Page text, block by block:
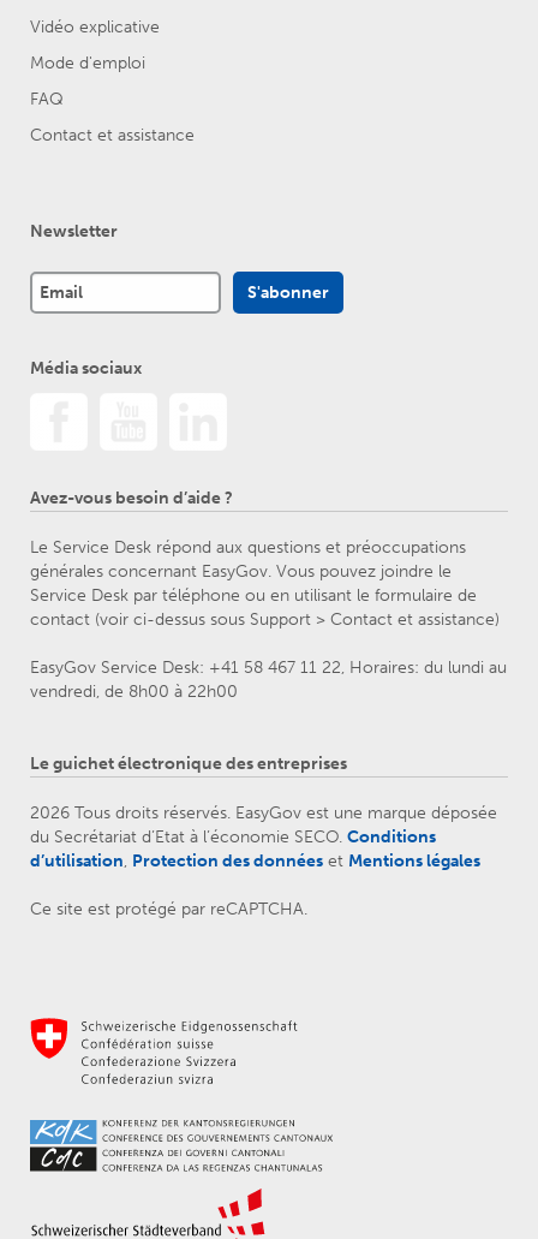
Vidéo explicative
Mode d'emploi
FAQ
Contact et assistance
Newsletter
Média sociaux
Avez-vous besoin d’aide ?
Le Service Desk répond aux questions et préoccupations
générales concernant EasyGov. Vous pouvez joindre le
Service Desk par téléphone ou en utilisant le formulaire de
contact (voir ci-dessus sous Support > Contact et assistance)
EasyGov Service Desk: +41 58 467 11 22, Horaires: du lundi au
vendredi, de 8h00 à 22h00
Le guichet électronique des entreprises
2026 Tous droits réservés. EasyGov est une marque déposée
du Secrétariat d’Etat à l’économie SECO. Conditions
d’utilisation, Protection des données et Mentions légales
Ce site est protégé par reCAPTCHA.